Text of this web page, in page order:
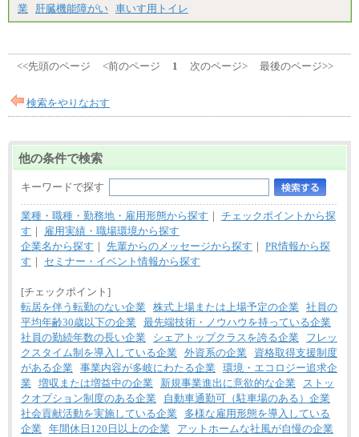
業
肝臓機能障がい 車いす用トイレ
<<先頭のページ <前のページ 1 次のページ> 最後のページ>>
検索をやりなおす
他の条件で検索
キーワードで探す
業種・職種・勤務地・雇用形態から探す ｜ チェックポイントから探
す ｜
雇用実績・職場環境から探す
企業名から探す ｜ 先輩からのメッセージから探す ｜ PR情報から探
す ｜ セミナー・イベント情報から探す
[チェックポイント]
転居を伴う転勤のない企業 株式上場または上場予定の企業 社員の
平均年齢30歳以下の企業 最先端技術・ノウハウを持っている企業
社員の勤続年数の長い企業
シェアトップクラスを誇る企業
フレッ
クスタイム制を導入している企業 外資系の企業
資格取得支援制度
がある企業 事業内容が多岐にわたる企業 環境・エコロジー追求企
業 増収または増益中の企業 新規事業進出に意欲的な企業
ストッ
クオプション制度のある企業
自動車通勤可（駐車場のある）企業
社会貢献活動を実施している企業
多様な雇用形態を導入している
企業 年間休日120日以上の企業 アットホームな社風が自慢の企業